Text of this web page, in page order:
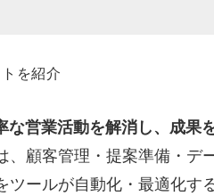
すか？
ール
な営業活動を解消し、成果
、顧客管理・提案準備・デ
ールが自動化・最適化す